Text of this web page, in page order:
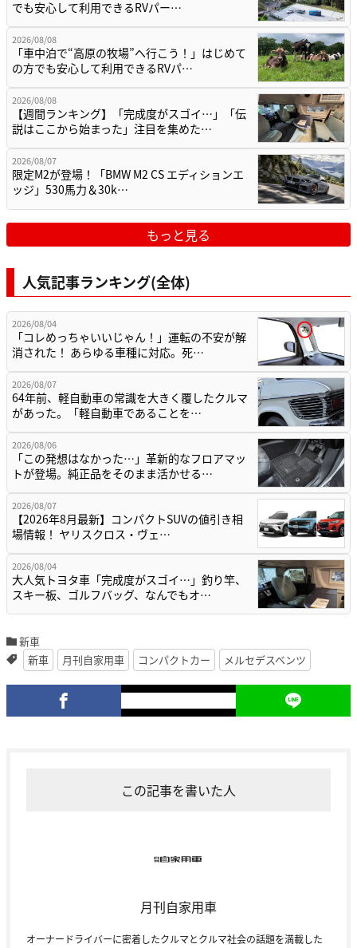
でも安心して利用できるRVパー…
2026/08/08
「車中泊で“高原の牧場”へ行こう！」はじめて
の方でも安心して利用できるRVパ…
2026/08/08
【週間ランキング】「完成度がスゴイ…」「伝
説はここから始まった」注目を集めた…
2026/08/07
限定M2が登場！「BMW M2 CS エディションエ
ッジ」530馬力＆30k…
もっと見る
人気記事ランキング(全体)
2026/08/04
「コレめっちゃいいじゃん！」運転の不安が解
消された！ あらゆる車種に対応。死…
2026/08/07
64年前、軽自動車の常識を大きく覆したクルマ
があった。「軽自動車であることを…
2026/08/06
「この発想はなかった…」革新的なフロアマッ
トが登場。純正品をそのまま活かせる…
2026/08/07
【2026年8月最新】コンパクトSUVの値引き相
場情報！ ヤリスクロス・ヴェ…
2026/08/04
大人気トヨタ車「完成度がスゴイ…」釣り竿、
スキー板、ゴルフバッグ、なんでもオ…
新車
新車
月刊自家用車 コンパクトカー メルセデスベンツ
この記事を書いた人
月刊自家用車
オーナードライバーに密着したクルマとクルマ社会の話題を満載した